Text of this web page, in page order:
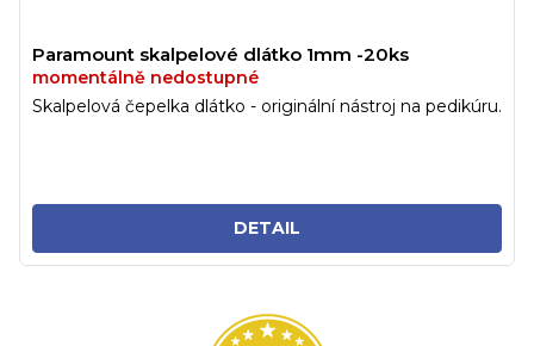
Paramount skalpelové dlátko 1mm -20ks
momentálně nedostupné
DETAIL
Skalpelová čepelka dlátko - originální nástroj na pedikúru.